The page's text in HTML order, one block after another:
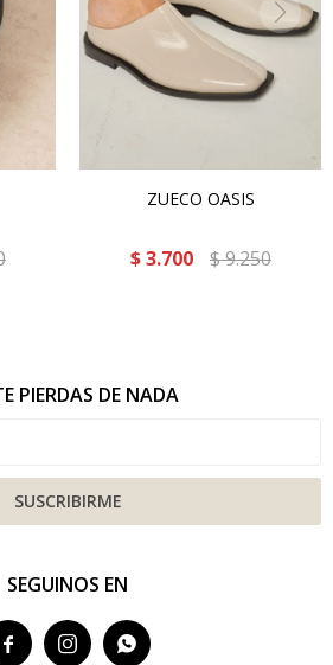
ZUECO OASIS
$ 3.700 $9.250
SEGUINOS EN
  
PIERDAS DE NADA
SUSCRIBIRME